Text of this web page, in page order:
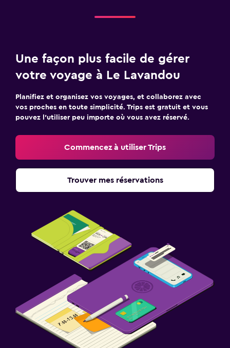
Une façon plus facile de gérer
votre voyage à Le Lavandou
Planifiez et organisez vos voyages, et collaborez avec
vos proches en toute simplicité. Trips est gratuit et vous
pouvez l’utiliser peu importe où vous avez réservé.
Commencez à utiliser Trips
Trouver mes réservations